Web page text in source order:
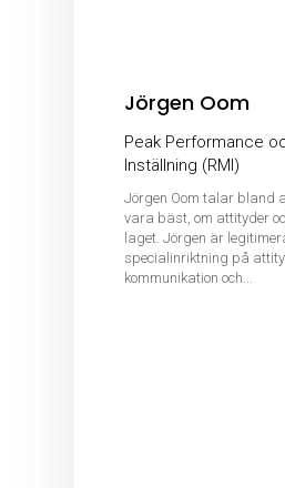
Jörgen Oom
Peak Performance
Inställning (RMI)
Jörgen Oom talar bland
vara bäst, om attityder
laget. Jörgen är
specialinriktning på
kommunikation och...